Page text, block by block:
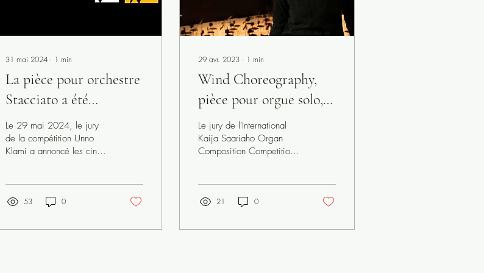
31 mai 2024 ∙ 1 min
La pièce pour orchestre
Stacciato a été
sélectionnée par le jury
du concours Unno
Klami
Le 29 mai 2024, le jury
de la compétition Unno
Klami a annoncé les cinq
53 0
29 avr. 2023 ∙ 1 min
Wind Choreography,
pièce pour orgue solo,
remporte la
compétition Kaija
Saariaho
Le jury de l'International
Kaija Saariaho Organ
Composition Competition
21 0